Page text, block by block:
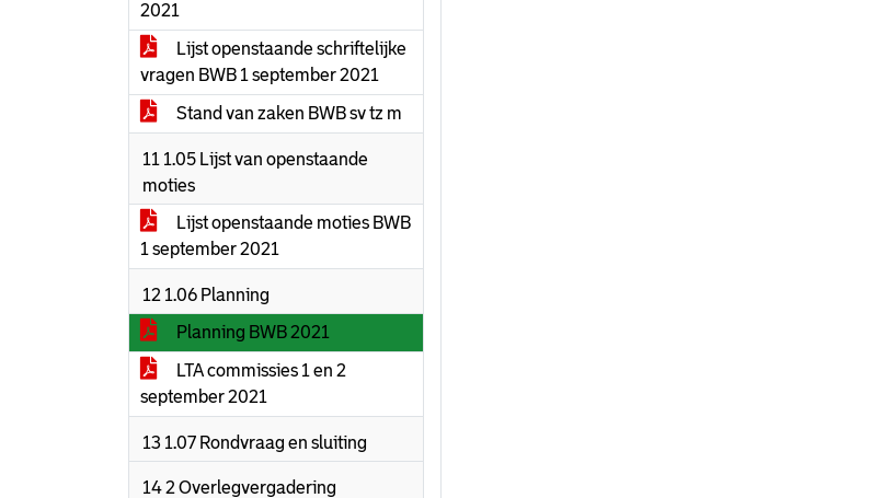
2021
Lijst openstaande schriftelijke
vragen BWB 1 september 2021
Stand van zaken BWB sv tz m
11 1.05 Lijst van openstaande
moties
Lijst openstaande moties BWB
1 september 2021
12 1.06 Planning
Planning BWB 2021
LTA commissies 1 en 2
september 2021
13 1.07 Rondvraag en sluiting
14 2 Overlegvergadering